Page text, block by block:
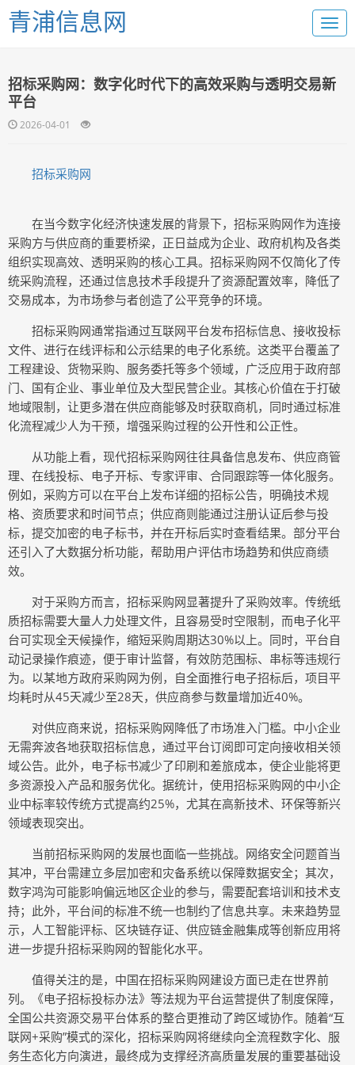
青浦信息网
招标采购网：数字化时代下的高效采购与透明交易新
平台
2026-04-01
招标采购网
在当今数字化经济快速发展的背景下，招标采购网作为连接
采购方与供应商的重要桥梁，正日益成为企业、政府机构及各类
组织实现高效、透明采购的核心工具。招标采购网不仅简化了传
统采购流程，还通过信息技术手段提升了资源配置效率，降低了
交易成本，为市场参与者创造了公平竞争的环境。
招标采购网通常指通过互联网平台发布招标信息、接收投标
文件、进行在线评标和公示结果的电子化系统。这类平台覆盖了
工程建设、货物采购、服务委托等多个领域，广泛应用于政府部
门、国有企业、事业单位及大型民营企业。其核心价值在于打破
地域限制，让更多潜在供应商能够及时获取商机，同时通过标准
化流程减少人为干预，增强采购过程的公开性和公正性。
从功能上看，现代招标采购网往往具备信息发布、供应商管
理、在线投标、电子开标、专家评审、合同跟踪等一体化服务。
例如，采购方可以在平台上发布详细的招标公告，明确技术规
格、资质要求和时间节点；供应商则能通过注册认证后参与投
标，提交加密的电子标书，并在开标后实时查看结果。部分平台
还引入了大数据分析功能，帮助用户评估市场趋势和供应商绩
效。
对于采购方而言，招标采购网显著提升了采购效率。传统纸
质招标需要大量人力处理文件，且容易受时空限制，而电子化平
台可实现全天候操作，缩短采购周期达30%以上。同时，平台自
动记录操作痕迹，便于审计监督，有效防范围标、串标等违规行
为。以某地方政府采购网为例，自全面推行电子招标后，项目平
均耗时从45天减少至28天，供应商参与数量增加近40%。
对供应商来说，招标采购网降低了市场准入门槛。中小企业
无需奔波各地获取招标信息，通过平台订阅即可定向接收相关领
域公告。此外，电子标书减少了印刷和差旅成本，使企业能将更
多资源投入产品和服务优化。据统计，使用招标采购网的中小企
业中标率较传统方式提高约25%，尤其在高新技术、环保等新兴
领域表现突出。
当前招标采购网的发展也面临一些挑战。网络安全问题首当
其冲，平台需建立多层加密和灾备系统以保障数据安全；其次，
数字鸿沟可能影响偏远地区企业的参与，需要配套培训和技术支
持；此外，平台间的标准不统一也制约了信息共享。未来趋势显
示，人工智能评标、区块链存证、供应链金融集成等创新应用将
进一步提升招标采购网的智能化水平。
值得关注的是，中国在招标采购网建设方面已走在世界前
列。《电子招标投标办法》等法规为平台运营提供了制度保障，
全国公共资源交易平台体系的整合更推动了跨区域协作。随着“互
联网+采购”模式的深化，招标采购网将继续向全流程数字化、服
务生态化方向演进，最终成为支撑经济高质量发展的重要基础设